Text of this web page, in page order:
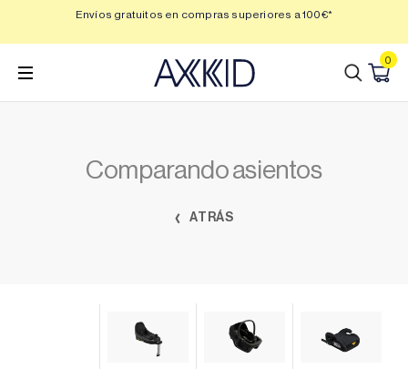
contenido
Envíos gratuitos en compras superiores a 100€*
0
Comparando asientos
ATRÁS